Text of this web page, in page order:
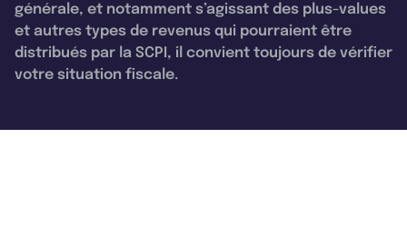
générale, et notamment s’agissant des plus-values
et autres types de revenus qui pourraient être
distribués par la SCPI, il convient toujours de vérifier
votre situation fiscale.